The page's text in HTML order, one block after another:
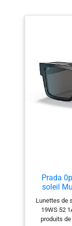
Prada
soleil
Lunettes de
19WS 52
produits